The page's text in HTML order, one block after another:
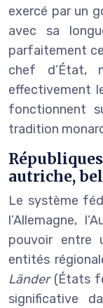
exercé par un
avec sa
parfaitement
chef d’État,
effectivement
fonctionnent
tradition
autriche,
Le système
l’Allemagne,
pouvoir entre
entités
Länder (États
significative